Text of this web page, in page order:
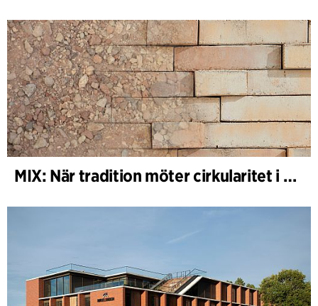
MIX: När tradition möter cirkularitet i arkitekturen